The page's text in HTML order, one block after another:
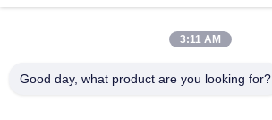
3:11 AM
Good day, what product are you looking for?